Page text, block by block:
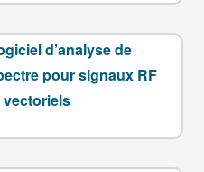
d’analyse de
pour signaux RF
vectoriels